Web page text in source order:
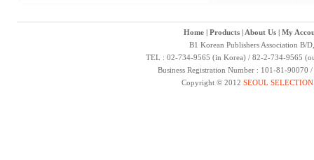
Home| Products| About Us| My
B1 Korean Publishers Association B/
TEL : 02-734-9565 (in Korea) / 82-2-734-9565
Business Registration Number : 101-81-
Copyright © 2012 SEOUL SELECTION